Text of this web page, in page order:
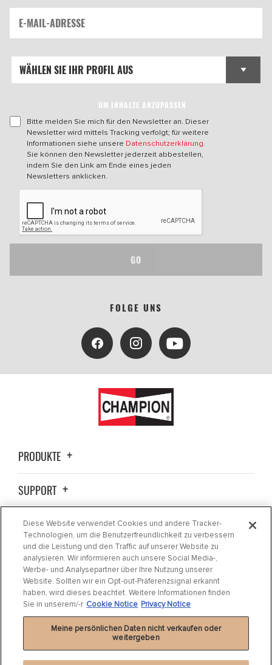
UM INHALTE ANZUPASSEN
Bitte melden Sie mich für den Newsletter an. Dieser
Newsletter wird mittels Tracking verfolgt; für weitere
Informationen siehe unsere Datenschutzerklärung.
Sie können den Newsletter jederzeit abbestellen,
indem Sie den Link am Ende eines jeden
Newsletters anklicken.
GO
FOLGE UNS
PRODUKTE
SUPPORT
ALLGEMEINE INFORMATIONEN
KONTAKTIEREN SIE UNS
BEZUGSQUELLEN
Diese Website verwendet Cookies und andere Tracker-
Technologien, um die Benutzerfreundlichkeit zu verbessern
und die Leistung und den Traffic auf unserer Website zu
analysieren. Wir informieren auch unsere Social Media-,
Werbe- und Analysepartner über Ihre Nutzung unserer
Website. Sollten wir ein Opt-out-Präferenzsignal erkannt
haben, wird dieses beachtet. Weitere Informationen finden
Sie in unserem/-r Cookie Notice Privacy Notice
Meine persönlichen Daten nicht verkaufen oder
weitergeben